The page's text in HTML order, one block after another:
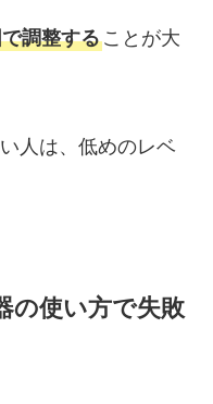
調整することが大
人は、低めのレベ
の使い方で失敗